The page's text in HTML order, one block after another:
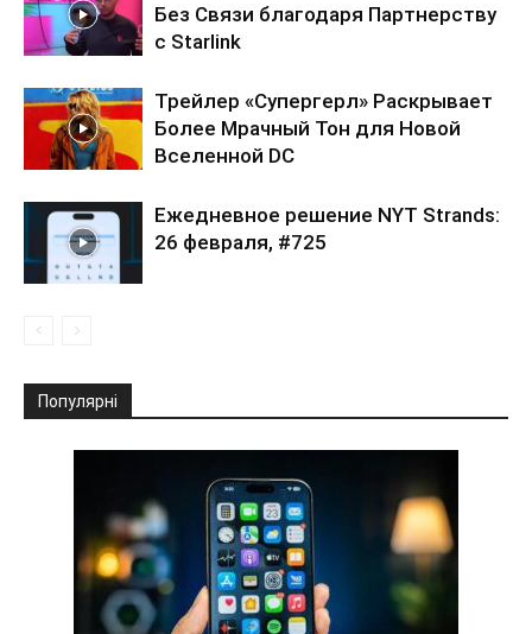
Без Связи благодаря Партнерству
с Starlink
Трейлер «Супергерл» Раскрывает
Более Мрачный Тон для Новой
Вселенной DC
Ежедневное решение NYT Strands:
26 февраля, #725
Популярні